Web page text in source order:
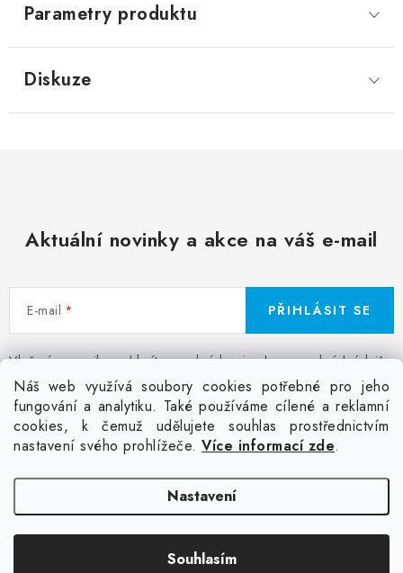
Náš web využívá soubory cookies potřebné pro jeho
fungování a analytiku. Také používáme cílené a reklamní
cookies, k čemuž udělujete souhlas prostřednictvím
nastavení svého prohlížeče. Více informací zde.
Nastavení
Souhlasím
Parametry produktu
Diskuze
Aktuální novinky a akce na váš e-mail
E-mail
Vložením e-mailu souhlasíte spodmínkami ochrany osobních údajů
PŘIHLÁSIT SE
Facebook Kontakt Jak nakupovat
Poptávka potisku textilu
Akce a slevy GDPR + cookies Obchodní podmínky
Doprava
Copyright 2026Colordot.cz. Všechna práva vyhrazena.Upravit nastavení
cookies